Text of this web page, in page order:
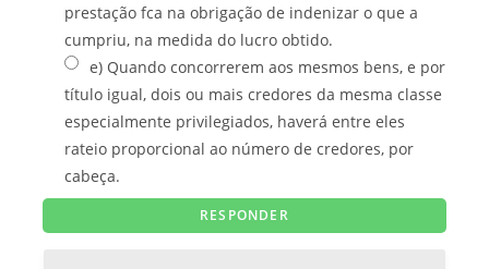
prestação fca na obrigação de indenizar o que a
cumpriu, na medida do lucro obtido.
e) Quando concorrerem aos mesmos bens, e por
título igual, dois ou mais credores da mesma classe
especialmente privilegiados, haverá entre eles
rateio proporcional ao número de credores, por
cabeça.